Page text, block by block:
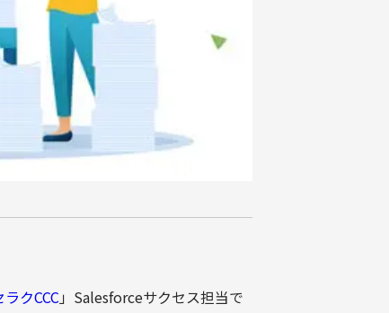
ラクCCC」Salesforceサクセス担当で